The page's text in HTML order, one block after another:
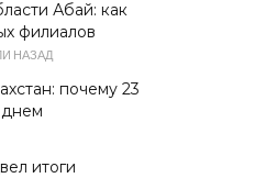
Абай: как
филиалов
НАЗАД
почему 23
днем
итоги